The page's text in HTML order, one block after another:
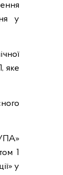
у
яке
1
у